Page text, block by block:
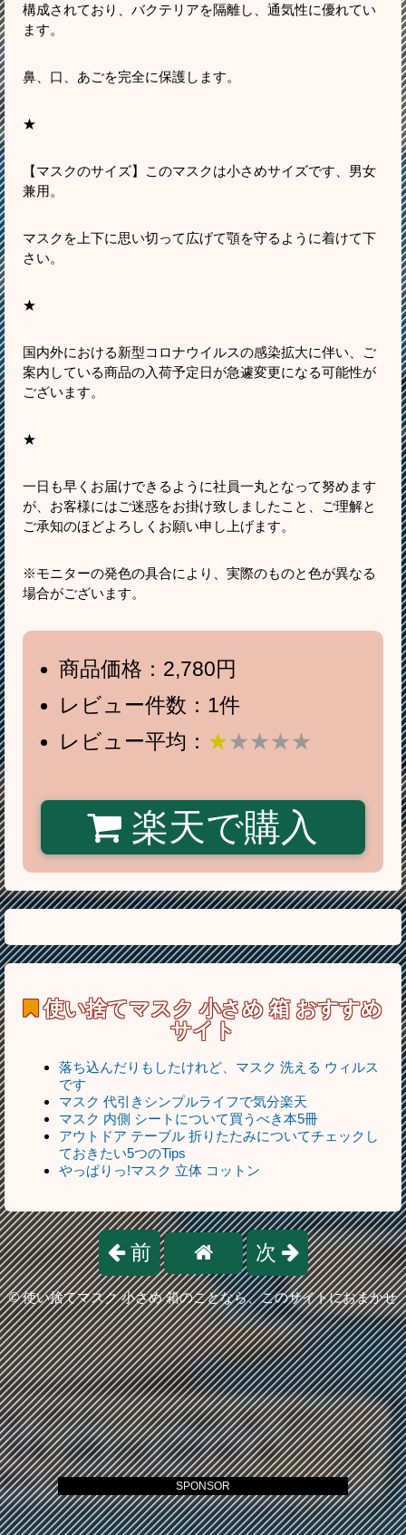
構成されており、バクテリアを隔離し、通気性に優れてい
ます。
鼻、口、あごを完全に保護します。
★
【マスクのサイズ】このマスクは小さめサイズです、男女
兼用。
マスクを上下に思い切って広げて顎を守るように着けて下
さい。
★
国内外における新型コロナウイルスの感染拡大に伴い、ご
案内している商品の入荷予定日が急遽変更になる可能性が
ございます。
★
一日も早くお届けできるように社員一丸となって努めます
が、お客様にはご迷惑をお掛け致しましたこと、ご理解と
ご承知のほどよろしくお願い申し上げます。
※モニターの発色の具合により、実際のものと色が異なる
場合がございます。
商品価格：2,780円
レビュー件数：1件
レビュー平均： ★★★★★
楽天で購入
使い捨てマスク 小さめ 箱おすすめ
サイト
落ち込んだりもしたけれど、マスク 洗える ウィルス
です
マスク 代引きシンプルライフで気分楽天
マスク 内側 シートについて買うべき本5冊
アウトドア テーブル 折りたたみについてチェックし
ておきたい5つのTips
やっぱりっ!マスク 立体 コットン
前 次
©使い捨てマスク 小さめ 箱のことなら、このサイトにおまかせ
SPONSOR